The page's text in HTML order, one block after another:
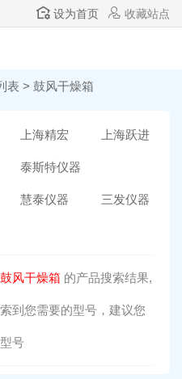
设为首页 收藏站点
表 > 鼓风干燥箱
上海精宏 上海跃进
泰斯特仪器
慧泰仪器 三发仪器
鼓风干燥箱 的产品搜索结果,
到您需要的型号，建议您
号